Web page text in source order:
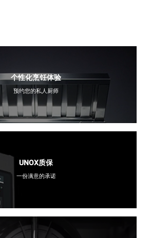
个性化烹饪体验
预约您的私人厨师
UNOX质保
一份满意的承诺